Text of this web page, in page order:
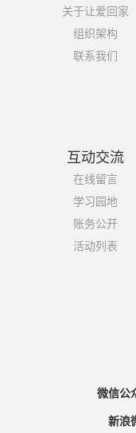
关于让爱回家
组织架构
联系我们
互动交流
在线留言
学习园地
账务公开
活动列表
微信公
新浪